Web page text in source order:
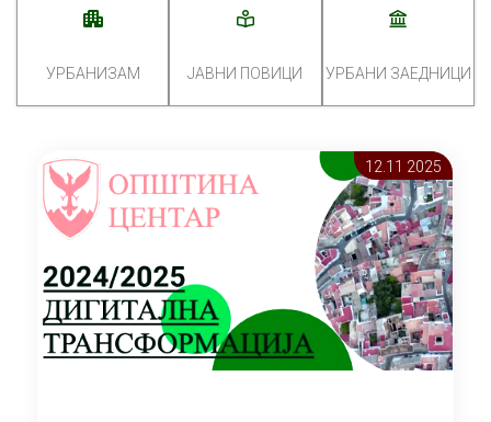
УРБАНИЗАМ ЈАВНИ ПОВИЦИ УРБАНИ ЗАЕДНИЦИ
12.11 2025